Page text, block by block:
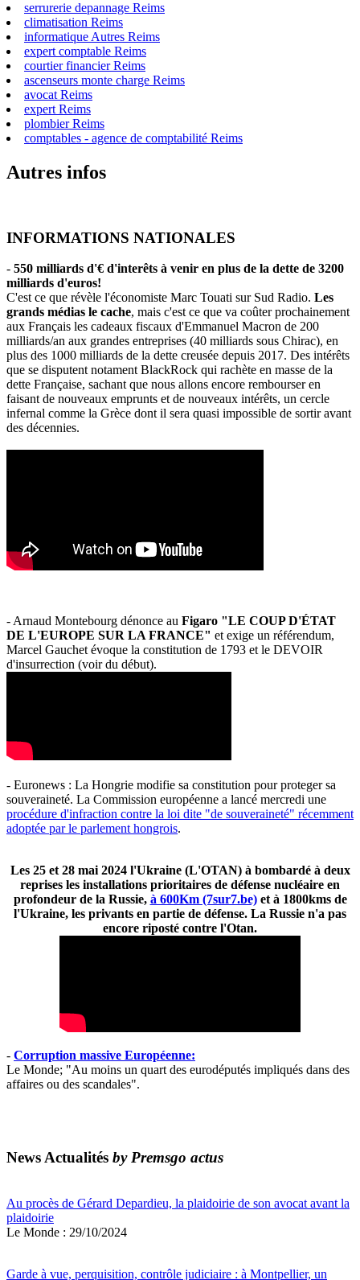
serrurerie depannage Reims
climatisation Reims
informatique Autres Reims
expert comptable Reims
courtier financier Reims
ascenseurs monte charge Reims
avocat Reims
expert Reims
plombier Reims
comptables - agence de comptabilité Reims
Autres infos
INFORMATIONS NATIONALES
- 550 milliards d'€ d'interêts à venir en plus de la dette de 3200
milliards d'euros!
C'est ce que révèle l'économiste Marc Touati sur Sud Radio. Les
grands médias le cache, mais c'est ce que va coûter prochainement
aux Français les cadeaux fiscaux d'Emmanuel Macron de 200
milliards/an aux grandes entreprises (40 milliards sous Chirac), en
plus des 1000 milliards de la dette creusée depuis 2017. Des intérêts
que se disputent notament BlackRock qui rachète en masse de la
dette Française, sachant que nous allons encore rembourser en
faisant de nouveaux emprunts et de nouveaux intérêts, un cercle
infernal comme la Grèce dont il sera quasi impossible de sortir avant
des décennies.
- Arnaud Montebourg dénonce au Figaro "LE COUP D'ÉTAT
DE L'EUROPE SUR LA FRANCE" et exige un référendum,
Marcel Gauchet évoque la constitution de 1793 et le DEVOIR
d'insurrection (voir du début).
- Euronews : La Hongrie modifie sa constitution pour proteger sa
souveraineté. La Commission européenne a lancé mercredi une
procédure d'infraction contre la loi dite "de souveraineté" récemment
adoptée par le parlement hongrois.
Les 25 et 28 mai 2024 l'Ukraine (L'OTAN) à bombardé à deux
reprises les installations prioritaires de défense nucléaire en
profondeur de la Russie, à 600Km (7sur7.be)et à 1800kms de
l'Ukraine, les privants en partie de défense. La Russie n'a pas
encore riposté contre l'Otan.
- Corruption massive Européenne:
Le Monde; "Au moins un quart des eurodéputés impliqués dans des
affaires ou des scandales".
News Actualités by Premsgo actus
Au procès de Gérard Depardieu, la plaidoirie de son avocat avant la
plaidoirie
Le Monde : 29/10/2024
Garde à vue, perquisition, contrôle judiciaire : à Montpellier, un